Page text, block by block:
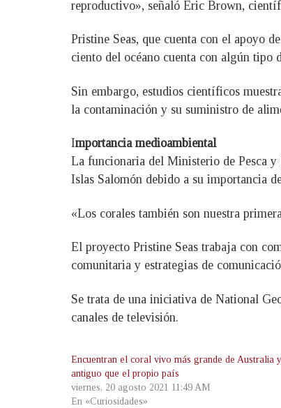
reproductivo», señaló Eric Brown,
Pristine Seas, que cuenta con el apoyo
ciento del océano cuenta con algún tipo
Sin embargo, estudios científicos
la contaminación y su suministro de
Importancia medioambiental
La funcionaria del Ministerio de Pesca y
Islas Salomón debido a su importancia
«Los corales también son nuestra
El proyecto Pristine Seas trabaja con
comunitaria y estrategias de
Se trata de una iniciativa de National
canales de televisión.
Encuentran el coral vivo más grande de Australia
antiguo que el propio país
viernes, 20 agosto 2021 11:49 AM
En «Curiosidades»